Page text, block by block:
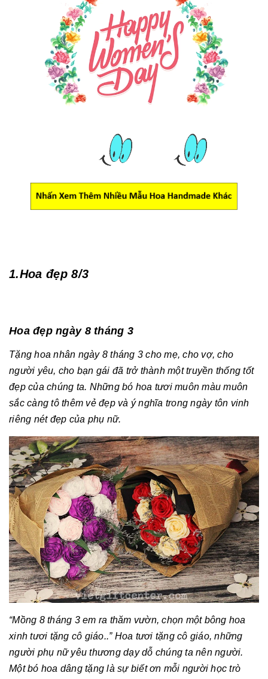
1.Hoa đẹp 8/3
Hoa đẹp ngày 8 tháng 3
Tặnghoa nhân ngày 8 tháng 3 cho mẹ, cho vợ, cho
người yêu, cho bạn gái đã trở thành một truyền thống tốt
đẹp của chúng ta. Những bó hoa tươi muôn màu muôn
sắc càng tô thêm vẻ đẹp và ý nghĩa trong ngày tôn vinh
riêng nét đẹp của phụ nữ.
“Mồng 8 tháng 3 em ra thăm vườn, chọn một bông hoa
xinh tươi tặng cô giáo..” Hoa tươi tặng cô giáo, những
người phụ nữ yêu thương dạy dỗ chúng ta nên người.
Một bó hoa dâng tặng là sự biết ơn mỗi người học trò